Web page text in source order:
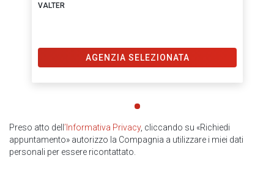
VALTER
AGENZIA SELEZIONATA
Preso atto dell ’Informativa Privacy, cliccando su «Richiedi
appuntamento» autorizzo la Compagnia a utilizzare i miei dati
personali per essere ricontattato.